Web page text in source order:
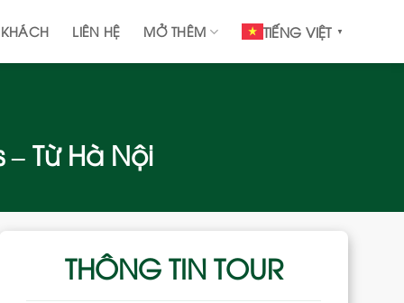
LIÊN HỆ MỞ THÊM TIẾNG VIỆT ▼
Từ Hà Nội
THÔNG TIN TOUR